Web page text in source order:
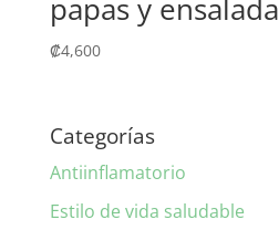
papas y ensalada
₡4,600
Categorías
Antiinflamatorio
Estilo de vida saludable